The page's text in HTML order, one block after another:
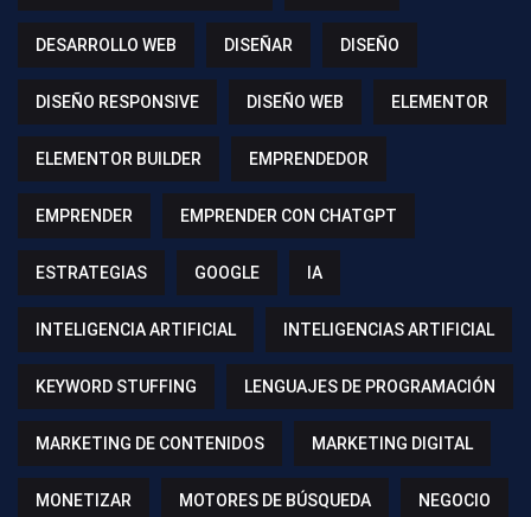
DESARROLLO WEB DISEÑAR DISEÑO
DISEÑO RESPONSIVE DISEÑO WEB ELEMENTOR
ELEMENTOR BUILDER EMPRENDEDOR
EMPRENDER EMPRENDER CON CHATGPT
ESTRATEGIAS GOOGLE IA
INTELIGENCIA ARTIFICIAL INTELIGENCIAS ARTIFICIAL
KEYWORD STUFFING LENGUAJES DE PROGRAMACIÓN
MARKETING DE CONTENIDOS MARKETING DIGITAL
MONETIZAR MOTORES DE BÚSQUEDA NEGOCIO